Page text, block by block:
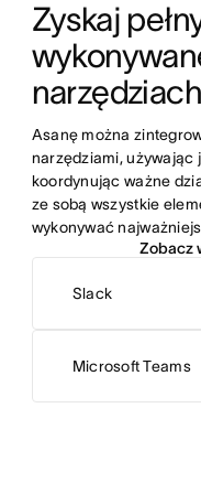
Wypróbuj szablon
Zyskaj
narzędziach
Asanę można
narzędziami, używając
koordynując ważne
ze sobą wszystkie
wykonywać
Zobacz
Slack
Microsoft Teams